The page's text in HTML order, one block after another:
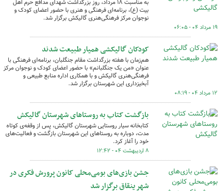
به مناسبت ۱۸ مرداد، روز بزرگداشت شهدای مدافع حرم اهل
بیت (ع)، برنامه‌ای فرهنگی و هنری با حضور اعضای کودک و
نوجوان مرکز فرهنگی‌هنری گالیکش برگزار شد.
۱۹ مرداد ۰۴ - ۰۶:۰۵
کودکان گالیکشی همیار طبیعت شدند
هم‌زمان با هفته بزرگداشت مقام جنگلبان، برنامه‌ای فرهنگی با
عنوان «من یک جنگلبانم» با حضور اعضای کودک و نوجوان مرکز
فرهنگی‌هنری گالیکش و با همکاری اداره منابع طبیعی و
آبخیزداری این شهرستان برگزار شد.
۱۲ مرداد ۰۴ - ۰۸:۱۹
بازگشت کتاب‌ به روستاهای شهرستان گالیکش
کتابخانه سیار روستایی شهرستان گالیکش، پس از وقفه‌ی کوتاه
مدت، دوباره به روستاهای این شهرستان بازگشت و فعالیت‌های
خود را آغاز کرد.
۸ اردیبهشت ۰۴ - ۱۲:۴۲
جشن بازی‌های بومی‌محلی کانون پرورش فکری در
شهر ینقاق برگزار شد